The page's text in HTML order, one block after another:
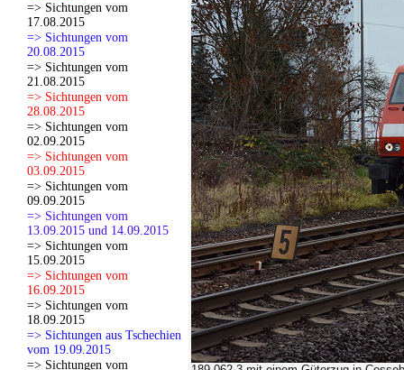
=> Sichtungen vom
17.08.2015
=> Sichtungen vom
20.08.2015
=> Sichtungen vom
21.08.2015
=> Sichtungen vom
28.08.2015
=> Sichtungen vom
02.09.2015
=> Sichtungen vom
03.09.2015
=> Sichtungen vom
09.09.2015
=> Sichtungen vom
13.09.2015 und 14.09.2015
=> Sichtungen vom
15.09.2015
=> Sichtungen vom
16.09.2015
=> Sichtungen vom
18.09.2015
=> Sichtungen aus Tschechien
vom 19.09.2015
=> Sichtungen vom